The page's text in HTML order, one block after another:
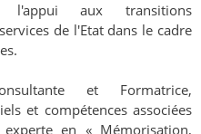
l'appui aux transitions
de l'Etat dans le cadre
et Formatrice,
et compétences associées
en « Mémorisation,